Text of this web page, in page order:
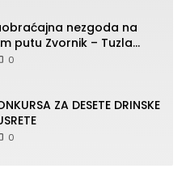
nezgoda na
putu Zvornik – Tuzla
0
ZA DESETE DRINSKE
0